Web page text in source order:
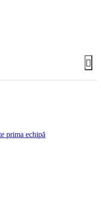
prima echipă